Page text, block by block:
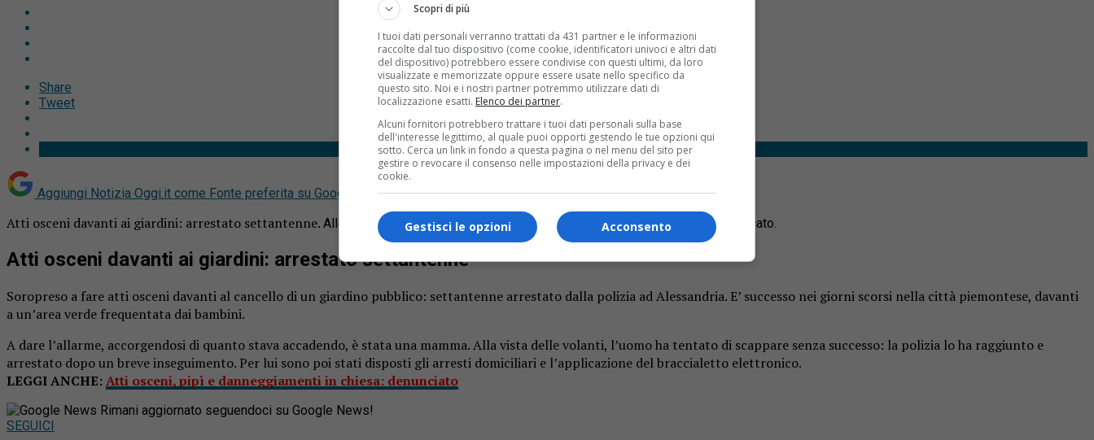
Share
Tweet
Aggiungi Notizia Oggi.it come Fonte preferita su Google
Atti osceni davanti ai giardini: arrestato settantenne. Alla vista delle volanti l’uomo ha tentato la fuga, ma è stato inseguito e bloccato.
Atti osceni davanti ai giardini: arrestato settantenne
Soropreso a fare atti osceni davanti al cancello di un giardino pubblico: settantenne arrestato dalla polizia ad Alessandria. E’ successo nei giorni scorsi nella città piemontese, davanti
a un’area verde frequentata dai bambini.
A dare l’allarme, accorgendosi di quanto stava accadendo, è stata una mamma. Alla vista delle volanti, l’uomo ha tentato di scappare senza successo: la polizia lo ha raggiunto e
arrestato dopo un breve inseguimento. Per lui sono poi stati disposti gli arresti domiciliari e l’applicazione del braccialetto elettronico.
LEGGI ANCHE:Atti osceni, pipì e danneggiamenti in chiesa: denunciato
Rimani aggiornato seguendoci su Google News!
SEGUICI
Scopri di più
I tuoi dati personali verranno trattati da 431 partner e le informazioni
raccolte dal tuo dispositivo (come cookie, identificatori univoci e altri dati
del dispositivo) potrebbero essere condivise con questi ultimi, da loro
visualizzate e memorizzate oppure essere usate nello specifico da
questo sito. Noi e i nostri partner potremmo utilizzare dati di
localizzazione esatti. Elenco dei partner.
Alcuni fornitori potrebbero trattare i tuoi dati personali sulla base
dell'interesse legittimo, al quale puoi opporti gestendo le tue opzioni qui
sotto. Cerca un link in fondo a questa pagina o nel menu del sito per
gestire o revocare il consenso nelle impostazioni della privacy e dei
cookie.
Acconsento
Gestisci le opzioni